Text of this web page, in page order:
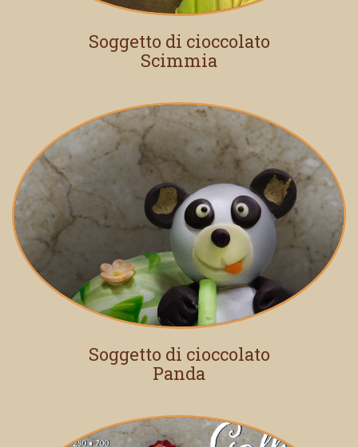
Soggetto di cioccolato
Scimmia
Soggetto di cioccolato
Panda